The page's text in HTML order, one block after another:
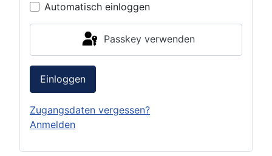
Automatisch einloggen
Passkey verwenden
Einloggen
Zugangsdaten vergessen?
Anmelden